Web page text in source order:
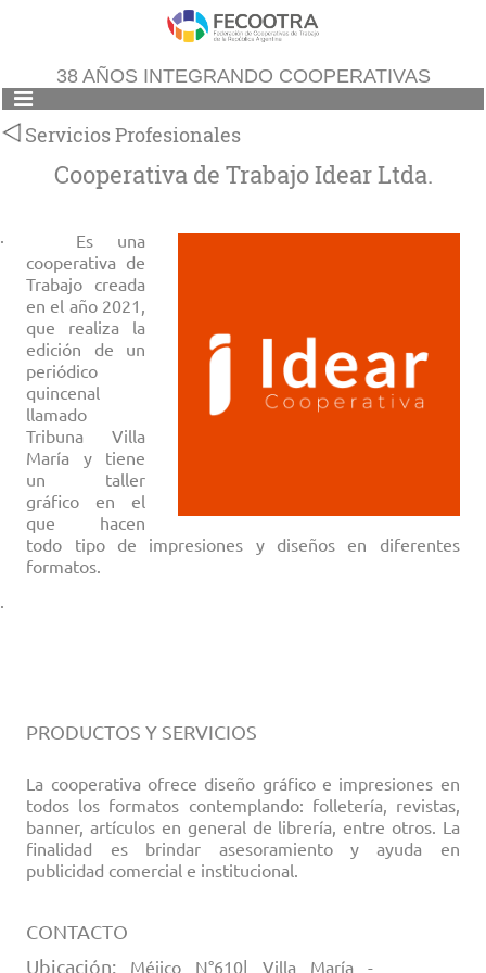
38 AÑOS INTEGRANDO COOPERATIVAS
Servicios Profesionales
Cooperativa de Trabajo Idear Ltda.
· Es una
cooperativa de
Trabajo creada
en el año 2021,
que realiza la
edición de un
periódico
quincenal
llamado
Tribuna Villa
María y tiene
un taller
gráfico en el
que hacen
todo tipo de impresiones y diseños en diferentes
formatos.
·
PRODUCTOS Y SERVICIOS
La cooperativa ofrece diseño gráfico e impresiones en
todos los formatos contemplando: folletería, revistas,
banner, artículos en general de librería, entre otros. La
finalidad es brindar asesoramiento y ayuda en
publicidad comercial e institucional.
CONTACTO
Ubicación: Méjico N°610| Villa María -